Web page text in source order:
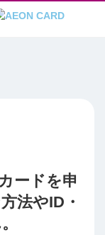
ードを申
法やID・